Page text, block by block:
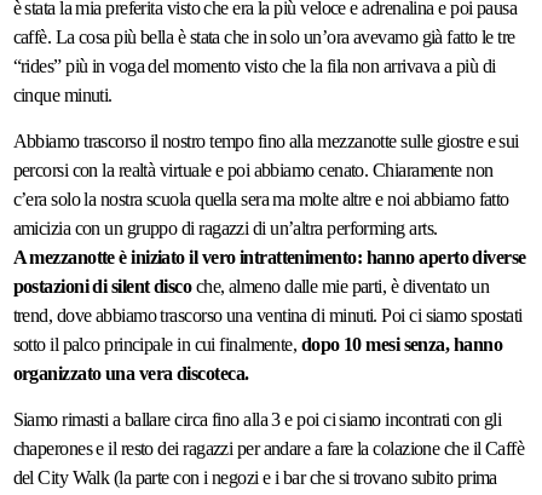
è stata la mia preferita visto che era la più veloce e adrenalina e poi pausa
caffè. La cosa più bella è stata che in solo un’ora avevamo già fatto le tre
“rides” più in voga del momento visto che la fila non arrivava a più di
cinque minuti.
Abbiamo trascorso il nostro tempo fino alla mezzanotte sulle giostre e sui
percorsi con la realtà virtuale e poi abbiamo cenato. Chiaramente non
c’era solo la nostra scuola quella sera ma molte altre e noi abbiamo fatto
amicizia con un gruppo di ragazzi di un’altra performing arts.
A mezzanotte è iniziato il vero intrattenimento: hanno aperto diverse
postazioni di silent discoche, almeno dalle mie parti, è diventato un
trend, dove abbiamo trascorso una ventina di minuti. Poi ci siamo spostati
sotto il palco principale in cui finalmente, dopo 10 mesi senza, hanno
organizzato una vera discoteca.
Siamo rimasti a ballare circa fino alla 3 e poi ci siamo incontrati con gli
chaperones e il resto dei ragazzi per andare a fare la colazione che il Caffè
del City Walk (la parte con i negozi e i bar che si trovano subito prima